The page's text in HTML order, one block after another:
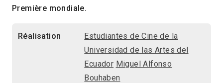
Première mondiale.
Réalisation
Estudiantes de Cine de la
Universidad de las Artes del
Ecuador Miguel Alfonso
Bouhaben